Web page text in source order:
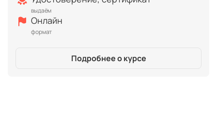
выдаём
Онлайн
формат
Подробнее о курсе